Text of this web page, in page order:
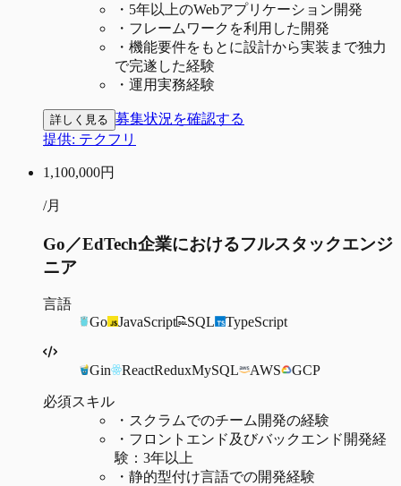
・ 5年以上のWebアプリケーション開発
・ フレームワークを利用した開発
・ 機能要件をもとに設計から実装まで独力
で完遂した経験
・ 運用実務経験
詳しく見る 募集状況を確認する
提供: テクフリ
1,100,000円
/月
Go／EdTech企業におけるフルスタックエンジ
ニア
言語
Go
JavaScript SQL TypeScript
Gin ReactReduxMySQL AWS GCP
必須スキル
・ スクラムでのチーム開発の経験
・ フロントエンド及びバックエンド開発経
験：3年以上
・ 静的型付け言語での開発経験